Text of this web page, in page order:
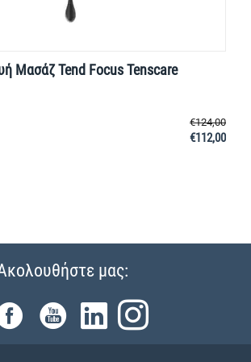
Μασάζ Tend Focus Tenscare
€124,00
€112,00
μας: